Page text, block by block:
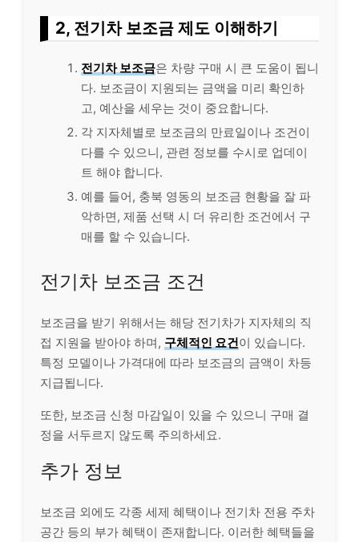
2, 전기차 보조금 제도 이해하기
전기차 보조금은 차량 구매 시 큰 도움이 됩니
다. 보조금이 지원되는 금액을 미리 확인하
고, 예산을 세우는 것이 중요합니다.
각 지자체별로 보조금의 만료일이나 조건이
다를 수 있으니, 관련 정보를 수시로 업데이
트 해야 합니다.
예를 들어, 충북 영동의 보조금 현황을 잘 파
악하면, 제품 선택 시 더 유리한 조건에서 구
매를 할 수 있습니다.
전기차 보조금 조건
보조금을 받기 위해서는 해당 전기차가 지자체의 직
접 지원을 받아야 하며, 구체적인 요건이 있습니다.
특정 모델이나 가격대에 따라 보조금의 금액이 차등
지급됩니다.
또한, 보조금 신청 마감일이 있을 수 있으니 구매 결
정을 서두르지 않도록 주의하세요.
추가 정보
보조금 외에도 각종 세제 혜택이나 전기차 전용 주차
공간 등의 부가 혜택이 존재합니다. 이러한 혜택들을